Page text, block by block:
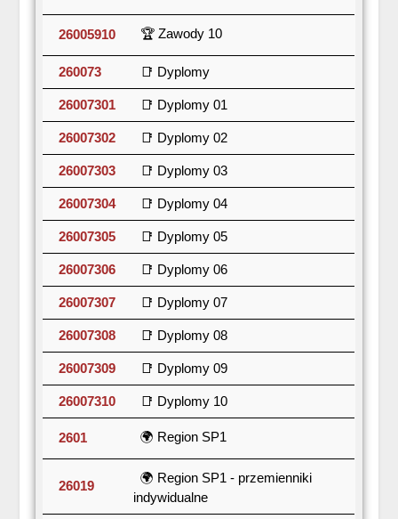
26005910 🏆 Zawody 10
260073 📑 Dyplomy
26007301 📑 Dyplomy 01
26007302 📑 Dyplomy 02
26007303 📑 Dyplomy 03
26007304 📑 Dyplomy 04
26007305 📑 Dyplomy 05
26007306 📑 Dyplomy 06
26007307 📑 Dyplomy 07
26007308 📑 Dyplomy 08
26007309 📑 Dyplomy 09
26007310 📑 Dyplomy 10
2601 🌍 Region SP1
26019
🌍 Region SP1 - przemienniki
indywidualne